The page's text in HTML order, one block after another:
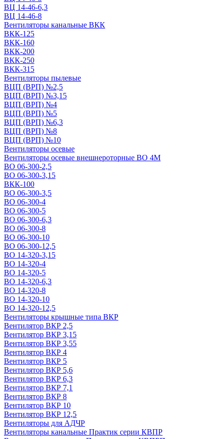
ВЦ 14-46-6,3
ВЦ 14-46-8
Вентиляторы канальные ВКК
ВКК-125
ВКК-160
ВКК-200
ВКК-250
ВКК-315
Вентиляторы пылевые
ВЦП (ВРП) №2,5
ВЦП (ВРП) №3,15
ВЦП (ВРП) №4
ВЦП (ВРП) №5
ВЦП (ВРП) №6,3
ВЦП (ВРП) №8
ВЦП (ВРП) №10
Вентиляторы осевые
Вентиляторы осевые внешнероторные ВО 4М
ВО 06-300-2,5
ВО 06-300-3,15
ВКК-100
ВО 06-300-3,5
ВО 06-300-4
ВО 06-300-5
ВО 06-300-6,3
ВО 06-300-8
ВО 06-300-10
ВО 06-300-12,5
ВО 14-320-3,15
ВО 14-320-4
ВО 14-320-5
ВО 14-320-6,3
ВО 14-320-8
ВО 14-320-10
ВО 14-320-12,5
Вентиляторы крышные типа ВКР
Вентилятор ВКР 2,5
Вентилятор ВКР 3,15
Вентилятор ВКР 3,55
Вентилятор ВКР 4
Вентилятор ВКР 5
Вентилятор ВКР 5,6
Вентилятор ВКР 6,3
Вентилятор ВКР 7,1
Вентилятор ВКР 8
Вентилятор ВКР 10
Вентилятор ВКР 12,5
Вентиляторы для АДЧР
Вентиляторы канальные Практик серии КВПР